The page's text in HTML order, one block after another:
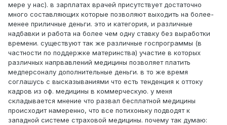
мере у нас). в зарплатах врачей присутствует достаточно
много составляющих которые позволяют выходить на более-
менее приличные деньги. это и категория, и различные
надбавки и работа на более чем одну ставку без выработки
времени. существуют так же различные госпрограммы (в
частности по поддержке материнства) участие в которых
различных напрвавлений медицины позволяет платить
медперсоналу дополнительные деньги. в то же время
соглашусь с высказываниями что есть тенденция к оттоку
кадров из оф. медицины в коммерческую. у меня
складывается мнение что развал бесплатной медицины
происходит намеренно, что все потихоньку подводят к
западной системе страховой медицины. почему так думаю: